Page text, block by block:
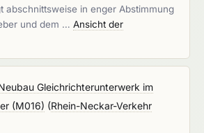
abschnittsweise in enger Abstimmung
und dem … Ansicht der
Gleichrichterunterwerk im
(M016) (Rhein-Neckar-Verkehr